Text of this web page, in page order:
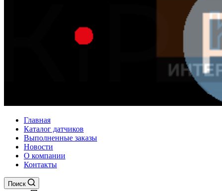
Главная
Каталог датчиков
Выполненные заказы
Новости
О компании
Контакты
Поиск